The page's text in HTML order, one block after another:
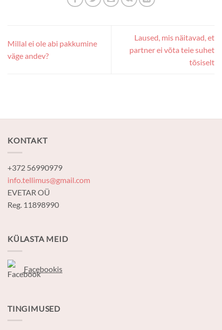
Millal ei ole abi pakkumine
väge andev?
Laused, mis näitavad, et
partner ei võta teie suhet
tõsiselt
KONTAKT
+372 56990979
info.tellimus@gmail.com
EVETAR OÜ
Reg. 11898990
KÜLASTA MEID
Facebookis
TINGIMUSED